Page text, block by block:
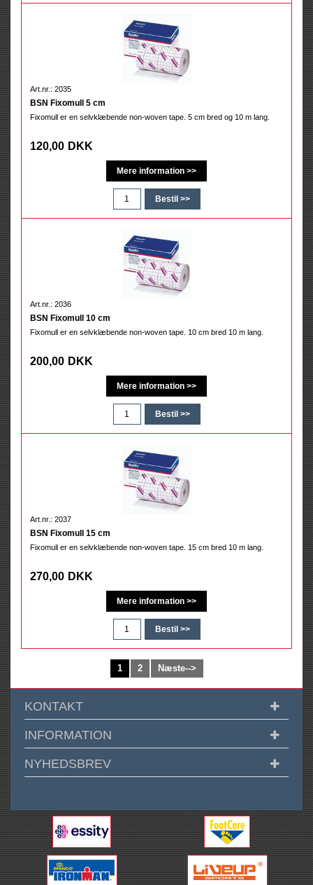
Art.nr.: 2035
BSN Fixomull 5 cm
Fixomull er en selvklæbende non-woven tape. 5 cm bred og 10 m lang.
120,00 DKK
Art.nr.: 2036
BSN Fixomull 10 cm
Fixomull er en selvklæbende non-woven tape. 10 cm bred 10 m lang.
200,00 DKK
Art.nr.: 2037
BSN Fixomull 15 cm
Fixomull er en selvklæbende non-woven tape. 15 cm bred 10 m lang.
270,00 DKK
1 2 Næste-->
KONTAKT
INFORMATION
NYHEDSBREV